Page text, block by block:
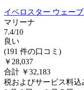
イベロスター ウェー
マリーナ
7.4/10
良い
(191 件の口コミ)
￥28,037
合計 ￥32,183
税およびサービス料込